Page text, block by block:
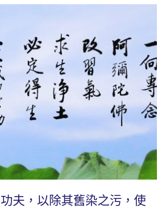
夫，以除其舊染之污，使